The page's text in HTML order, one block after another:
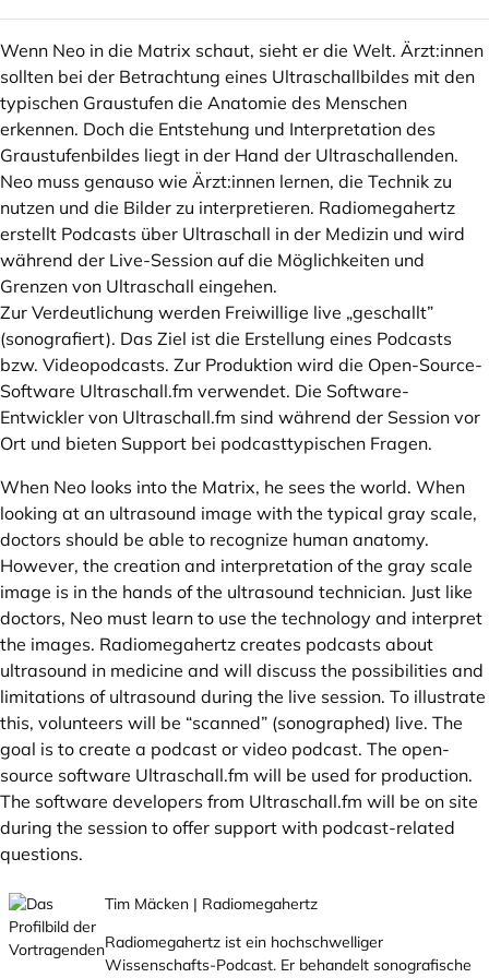
Wenn Neo in die Matrix schaut, sieht er die Welt. Ärzt:innen
sollten bei der Betrachtung eines Ultraschallbildes mit den
typischen Graustufen die Anatomie des Menschen
erkennen. Doch die Entstehung und Interpretation des
Graustufenbildes liegt in der Hand der Ultraschallenden.
Neo muss genauso wie Ärzt:innen lernen, die Technik zu
nutzen und die Bilder zu interpretieren. Radiomegahertz
erstellt Podcasts über Ultraschall in der Medizin und wird
während der Live-Session auf die Möglichkeiten und
Grenzen von Ultraschall eingehen.
Zur Verdeutlichung werden Freiwillige live „geschallt”
(sonografiert). Das Ziel ist die Erstellung eines Podcasts
bzw. Videopodcasts. Zur Produktion wird die Open-Source-
Software Ultraschall.fm verwendet. Die Software-
Entwickler von Ultraschall.fm sind während der Session vor
Ort und bieten Support bei podcasttypischen Fragen.
When Neo looks into the Matrix, he sees the world. When
looking at an ultrasound image with the typical gray scale,
doctors should be able to recognize human anatomy.
However, the creation and interpretation of the gray scale
image is in the hands of the ultrasound technician. Just like
doctors, Neo must learn to use the technology and interpret
the images. Radiomegahertz creates podcasts about
ultrasound in medicine and will discuss the possibilities and
limitations of ultrasound during the live session. To illustrate
this, volunteers will be “scanned” (sonographed) live. The
goal is to create a podcast or video podcast. The open-
source software Ultraschall.fm will be used for production.
The software developers from Ultraschall.fm will be on site
during the session to offer support with podcast-related
questions.
Tim Mäcken | Radiomegahertz
Radiomegahertz ist ein hochschwelliger
Wissenschafts-Podcast. Er behandelt sonografische